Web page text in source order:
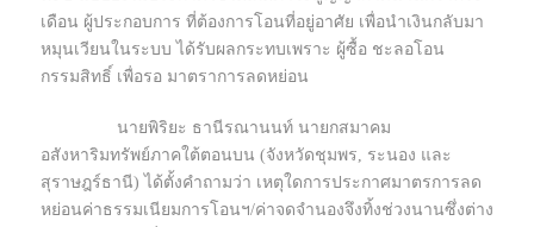
เดือน ผู้ประกอบการ ที่ต้องการโอนที่อยู่อาศัย เพื่อนำเงินกลับมา
หมุนเวียนในระบบ ได้รับผลกระทบเพราะ ผู้ซื้อ ชะลอโอน
กรรมสิทธิ์ เพื่อรอ มาตราการลดหย่อน
นายพิริยะ ธานีรณานนท์ นายกสมาคม
อสังหาริมทรัพย์ภาคใต้ตอนบน (จังหวัดชุมพร, ระนอง และ
สุราษฎร์ธานี) ได้ตั้งคำถามว่า เหตุใดการประกาศมาตรการลด
หย่อนค่าธรรมเนียมการโอนฯ/ค่าจดจำนองจึงทิ้งช่วงนานซึ่งต่าง